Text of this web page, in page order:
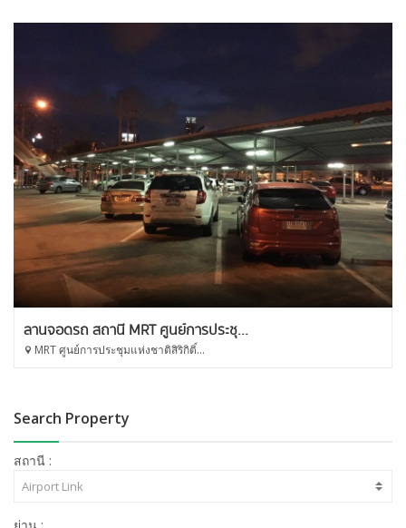
ลานจอดรถ สถานี MRT ศูนย์การประชุ...
MRT ศูนย์การประชุมแห่งชาติสิริกิติ์...
Search Property
สถานี :
ย่าน :